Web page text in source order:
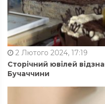
2 Лютого 2024, 17:19
Сторічний ювілей
Бучаччини